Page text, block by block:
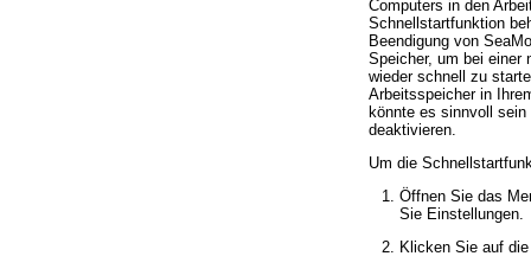
Computers in den
Schnellstartfunktion
Beendigung von
Speicher, um bei einer
wieder schnell zu
Arbeitsspeicher in
könnte es sinnvoll
deaktivieren.
Um die
Öffnen Sie das
Sie Einstellungen.
Klicken Sie auf